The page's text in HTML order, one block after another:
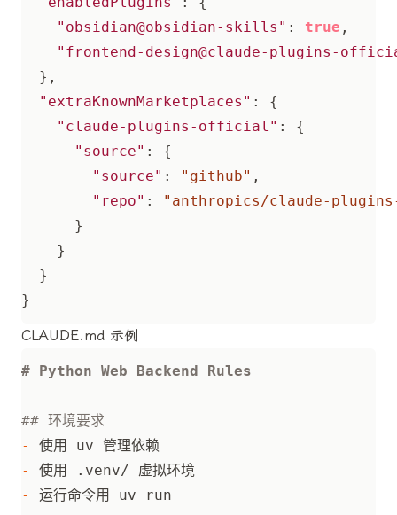
"obsidian@obsidian-skills" : true ,
"frontend-design@claude-plugins-
},
"extraKnownMarketplaces" :
{
"claude-plugins-official" :
{
"source" :
{
"source" : "github" ,
"repo" :
"anthropics/claude-
}
}
}
}
CLAUDE.md 示例
-
-
-